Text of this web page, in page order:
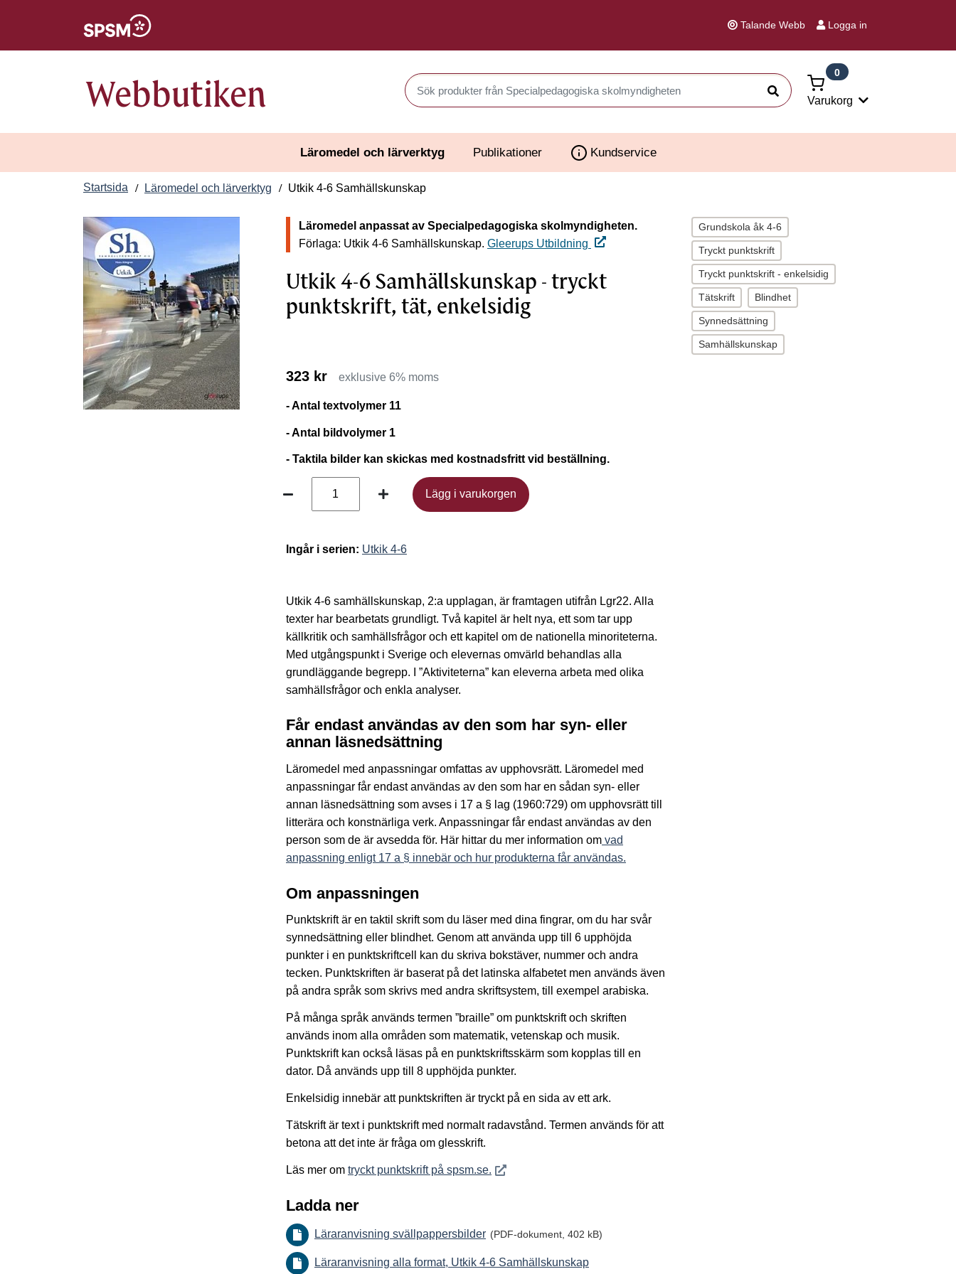
Talande Webb Logga in
Webbutiken Sök produkter i Webbutiken
Sök
Varukorg
0
Läromedel och lärverktyg Publikationer Kundservice
Startsida Läromedel och lärverktyg Utkik 4-6 Samhällskunskap
Läromedel anpassat av Specialpedagogiska skolmyndigheten.
Förlaga: Utkik 4-6 Samhällskunskap. Gleerups Utbildning
Utkik 4-6 Samhällskunskap - tryckt
punktskrift, tät, enkelsidig
323 kr exklusive 6% moms
- Antal textvolymer 11
- Antal bildvolymer 1
- Taktila bilder kan skickas med kostnadsfritt vid beställning.
Lägg i varukorgen
Lägg i varukorgen
Ingår i serien: Utkik 4-6
Utkik 4-6 samhällskunskap, 2:a upplagan, är framtagen utifrån Lgr22. Alla
texter har bearbetats grundligt. Två kapitel är helt nya, ett som tar upp
källkritik och samhällsfrågor och ett kapitel om de nationella minoriteterna.
Med utgångspunkt i Sverige och elevernas omvärld behandlas alla
grundläggande begrepp. I ”Aktiviteterna” kan eleverna arbeta med olika
samhällsfrågor och enkla analyser.
Får endast användas av den som har syn- eller
annan läsnedsättning
Läromedel med anpassningar omfattas av upphovsrätt. Läromedel med
anpassningar får endast användas av den som har en sådan syn- eller
annan läsnedsättning som avses i 17 a § lag (1960:729) om upphovsrätt till
litterära och konstnärliga verk. Anpassningar får endast användas av den
person som de är avsedda för. Här hittar du mer information omvad
anpassning enligt 17 a § innebär och hur produkterna får användas.
Om anpassningen
Punktskrift är en taktil skrift som du läser med dina fingrar, om du har svår
synnedsättning eller blindhet. Genom att använda upp till 6 upphöjda
punkter i en punktskriftcell kan du skriva bokstäver, nummer och andra
tecken. Punktskriften är baserat på det latinska alfabetet men används även
på andra språk som skrivs med andra skriftsystem, till exempel arabiska.
På många språk används termen ”braille” om punktskrift och skriften
används inom alla områden som matematik, vetenskap och musik.
Punktskrift kan också läsas på en punktskriftsskärm som kopplas till en
dator. Då används upp till 8 upphöjda punkter.
Enkelsidig innebär att punktskriften är tryckt på en sida av ett ark.
Tätskrift är text i punktskrift med normalt radavstånd. Termen används för att
betona att det inte är fråga om glesskrift.
Läs mer om tryckt punktskrift på spsm.se. Öppnas i nytt fönster
Ladda ner
Läraranvisning svällpappersbilder (PDF-dokument, 402 kB)
Läraranvisning alla format, Utkik 4-6 Samhällskunskap
Grundskola åk 4-6
Tryckt punktskrift
Tryckt punktskrift - enkelsidig
Tätskrift Blindhet
Synnedsättning
Samhällskunskap